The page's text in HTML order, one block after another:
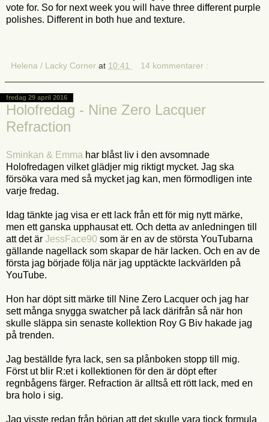
vote for. So for next week you will have three different purple
polishes. Different in both hue and texture.
Helena / Lacky Corner at 10:41 14 kommentarer :
fredag 29 april 2016
Holofredag - Nine Zero Lacquer
Refraction
Sminkan & Emma har blåst liv i den avsomnade
Holofredagen vilket glädjer mig riktigt mycket. Jag ska
försöka vara med så mycket jag kan, men förmodligen inte
varje fredag.
Idag tänkte jag visa er ett lack från ett för mig nytt märke,
men ett ganska upphausat ett. Och detta av anledningen till
att det är JessFace90 som är en av de största YouTubarna
gällande nagellack som skapar de här lacken. Och en av de
första jag började följa när jag upptäckte lackvärlden på
YouTube.
Hon har döpt sitt märke till Nine Zero Lacquer och jag har
sett många snygga swatcher på lack därifrån så när hon
skulle släppa sin senaste kollektion Roy G Biv hakade jag
på trenden.
Jag beställde fyra lack, sen sa plånboken stopp till mig.
Först ut blir R:et i kollektionen för den är döpt efter
regnbågens färger. Refraction är alltså ett rött lack, med en
bra holo i sig.
Jag visste redan från början att det skulle vara tjock formula